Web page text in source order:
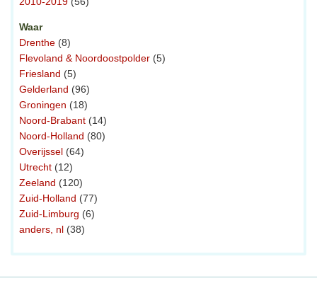
Waar
Drenthe (8)
Flevoland & Noordoostpolder (5)
Friesland (5)
Gelderland (96)
Groningen (18)
Noord-Brabant (14)
Noord-Holland (80)
Overijssel (64)
Utrecht (12)
Zeeland (120)
Zuid-Holland (77)
Zuid-Limburg (6)
anders, nl (38)